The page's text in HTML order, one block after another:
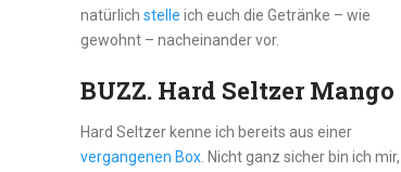
natürlich stelle ich euch die Getränke – wie
gewohnt – nacheinander vor.
BUZZ. Hard Seltzer Mango
Hard Seltzer kenne ich bereits aus einer
vergangenen Box . Nicht ganz sicher bin ich mir,